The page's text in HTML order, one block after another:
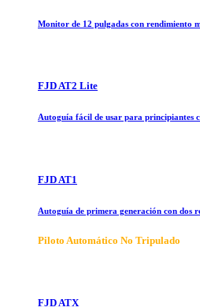
Monitor de 12 pulgadas con rendimiento
FJD AT2 Lite
Autoguía fácil de usar para principiantes
FJD AT1
Autoguía de primera generación con dos
Piloto Automático No Tripulado
FJD ATX